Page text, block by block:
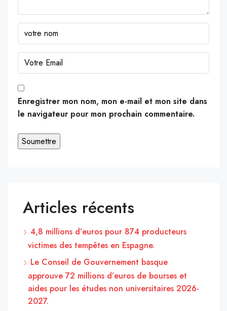
Enregistrer mon nom, mon e-mail et mon site dans
le navigateur pour mon prochain commentaire.
Articles récents
4,8 millions d’euros pour 874 producteurs
victimes des tempêtes en Espagne.
Le Conseil de Gouvernement basque
approuve 72 millions d’euros de bourses et
aides pour les études non universitaires 2026-
2027.